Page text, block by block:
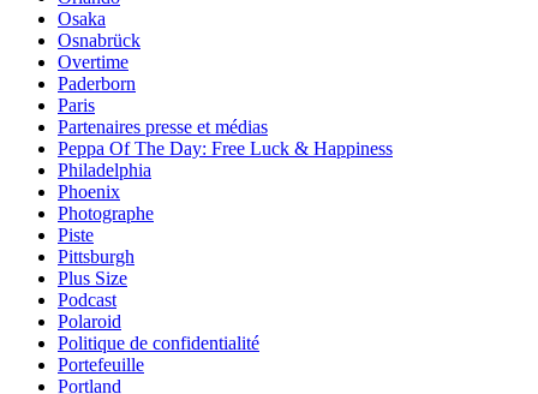
Osaka
Osnabrück
Overtime
Paderborn
Paris
Partenaires presse et médias
Peppa Of The Day: Free Luck & Happiness
Philadelphia
Phoenix
Photographe
Piste
Pittsburgh
Plus Size
Podcast
Polaroid
Politique de confidentialité
Portefeuille
Portland